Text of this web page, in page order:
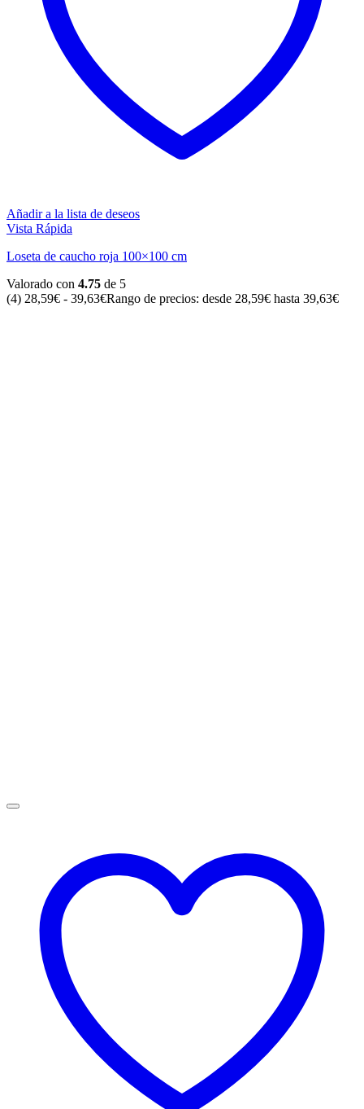
Añadir a la lista de deseos
Vista Rápida
Loseta de caucho roja 100×100 cm
Valorado con 4.75 de 5
(4) 28,59€ - 39,63€Rango de precios: desde 28,59€ hasta 39,63€